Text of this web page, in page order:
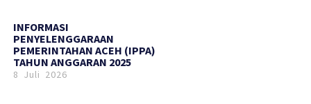
INFORMASI
PENYELENGGARAAN
PEMERINTAHAN ACEH (IPPA)
TAHUN ANGGARAN 2025
8 Juli 2026